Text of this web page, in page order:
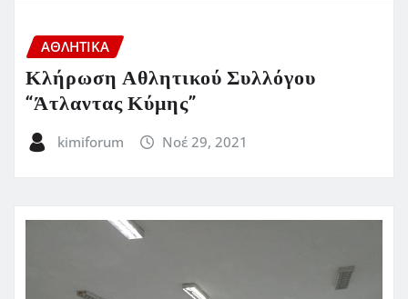
ΑΘΛΗΤΙΚΑ
Κλήρωση Αθλητικού Συλλόγου
“Άτλαντας Κύμης”
kimiforum Νοέ 29, 2021